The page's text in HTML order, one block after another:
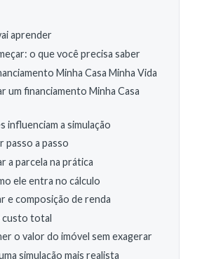
aprender
o que você precisa saber
Minha Casa Minha Vida
um financiamento Minha Casa
influenciam a simulação
passo a passo
a parcela na prática
ele entra no cálculo
e composição de renda
custo total
o valor do imóvel sem exagerar
simulação mais realista